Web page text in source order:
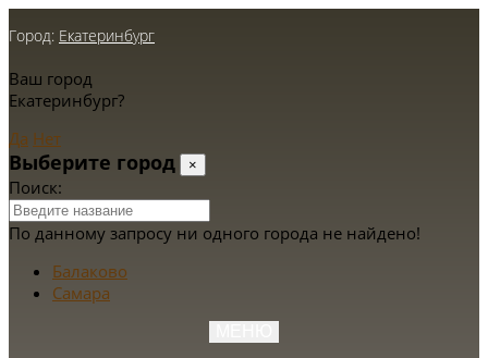
Город: Екатеринбург
Ваш город
Екатеринбург?
Да Нет
Выберите город ×
Поиск:
По данному запросу ни одного города не найдено!
Балаково
Самара